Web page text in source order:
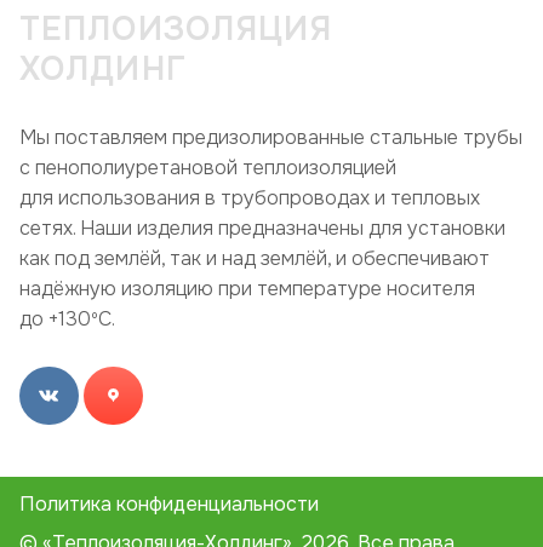
ТЕПЛОИЗОЛЯЦИЯ
ХОЛДИНГ
Мы поставляем предизолированные стальные трубы
с пенополиуретановой теплоизоляцией
для использования в трубопроводах и тепловых
сетях. Наши изделия предназначены для установки
как под землёй, так и над землёй, и обеспечивают
надёжную изоляцию при температуре носителя
до +130ºC.
Политика конфиденциальности